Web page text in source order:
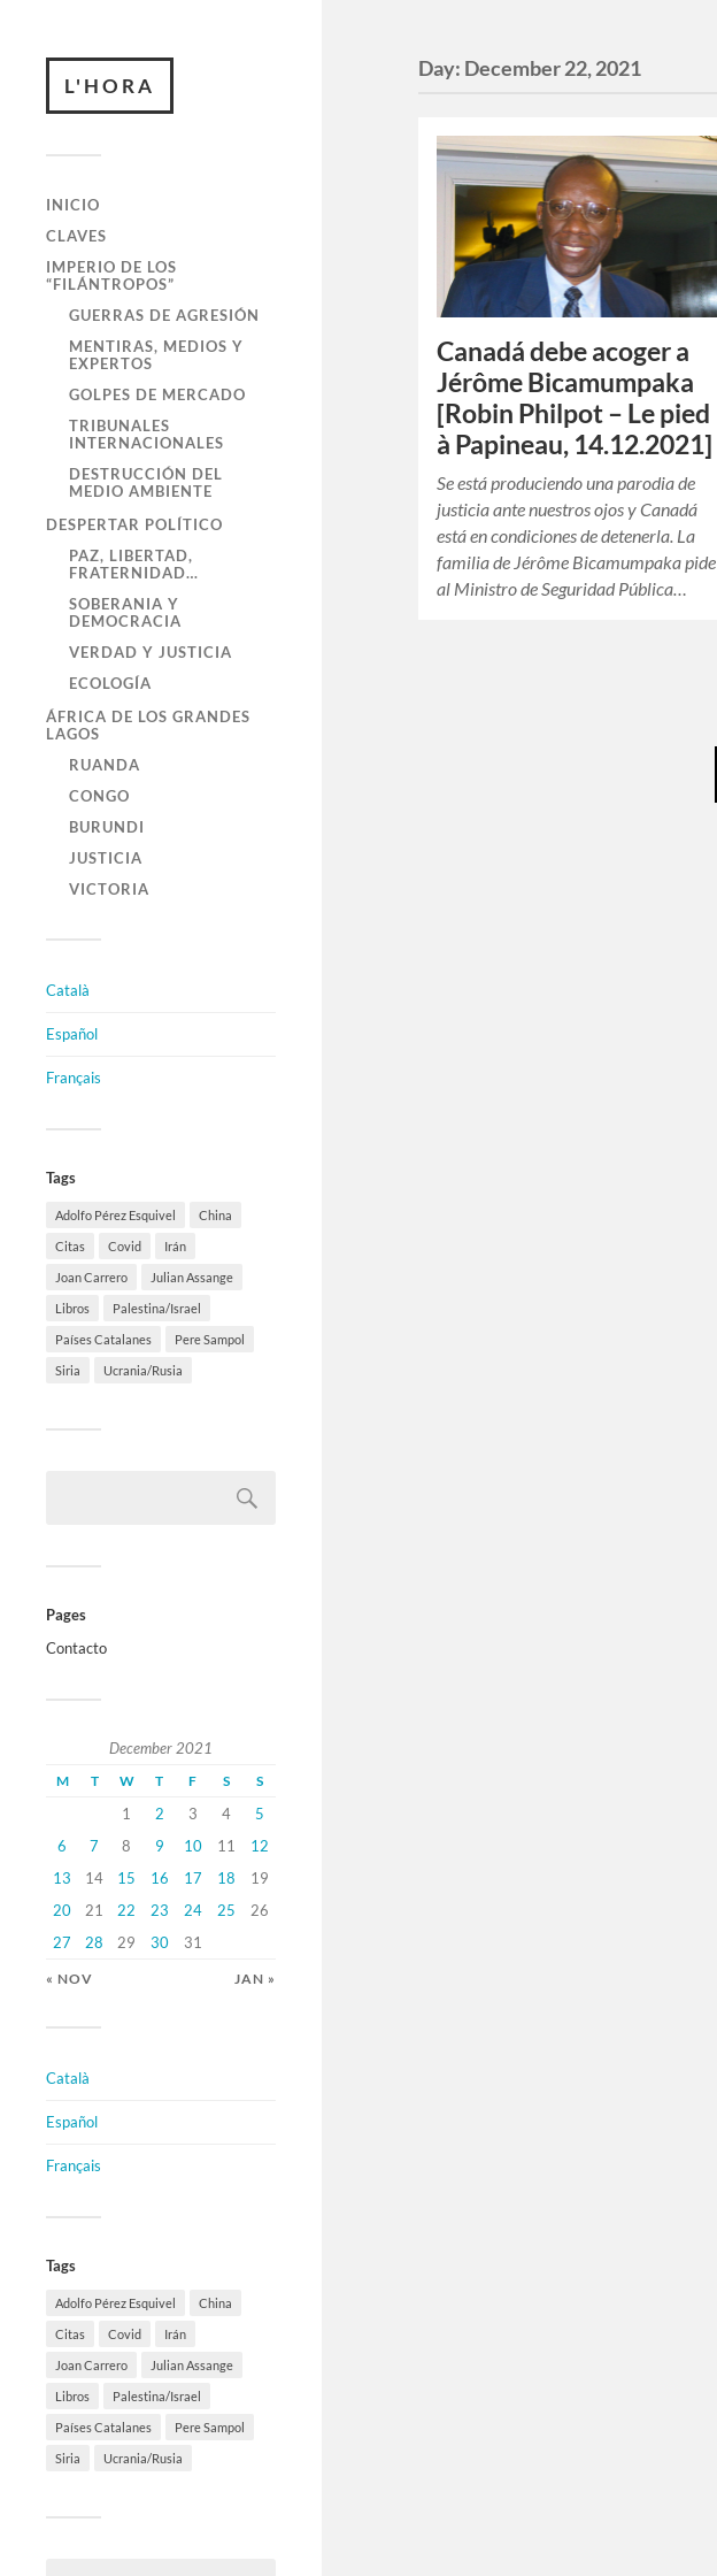
L'HORA
INICIO
CLAVES
IMPERIO DE LOS
“FILÁNTROPOS”
GUERRAS DE AGRESIÓN
MENTIRAS, MEDIOS Y
EXPERTOS
GOLPES DE MERCADO
TRIBUNALES
INTERNACIONALES
DESTRUCCIÓN DEL
MEDIO AMBIENTE
DESPERTAR POLÍTICO
PAZ, LIBERTAD,
FRATERNIDAD…
SOBERANIA Y
DEMOCRACIA
VERDAD Y JUSTICIA
ECOLOGÍA
ÁFRICA DE LOS GRANDES
LAGOS
RUANDA
CONGO
BURUNDI
JUSTICIA
VICTORIA
Català
Español
Français
Tags
Adolfo Pérez Esquivel China
Citas Covid Irán
Joan Carrero Julian Assange
Libros Palestina/Israel
Países Catalanes Pere Sampol
Siria Ucrania/Rusia
Pages
Contacto
December 2021
M T W T F S S
1 2 3 4
5
6
7 8 9 10 11
12
13
14 15 16 17 18
19
20
21 22 23 24 25
26
27
28 29 30 31
« NOV JAN »
Català
Español
Français
Tags
Adolfo Pérez Esquivel China
Citas Covid Irán
Joan Carrero Julian Assange
Libros Palestina/Israel
Países Catalanes Pere Sampol
Siria Ucrania/Rusia
Day: December 22, 2021
Canadá debe acoger a
Jérôme Bicamumpaka
[Robin Philpot – Le pied
à Papineau, 14.12.2021]
Se está produciendo una parodia de
justicia ante nuestros ojos y Canadá
está en condiciones de detenerla. La
familia de Jérôme Bicamumpaka pide
al Ministro de Seguridad Pública…